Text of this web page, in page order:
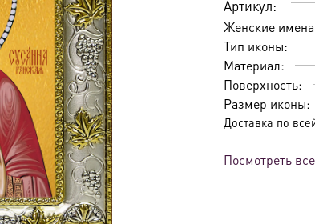
Артикул:
Женские
Тип иконы:
Материал:
Поверхность:
Размер иконы:
Доставка по
Посмотреть